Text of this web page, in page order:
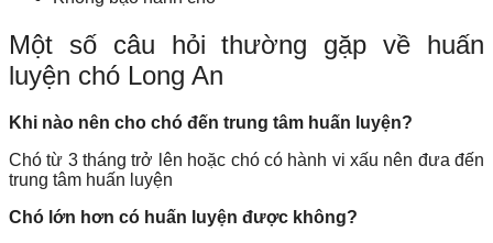
Một số câu hỏi thường gặp về huấn
luyện chó Long An
Khi nào nên cho chó đến trung tâm huấn luyện?
Chó từ 3 tháng trở lên hoặc chó có hành vi xấu nên đưa đến
trung tâm huấn luyện
Chó lớn hơn có huấn luyện được không?